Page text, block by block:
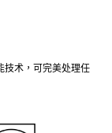
技术，可完美处理任